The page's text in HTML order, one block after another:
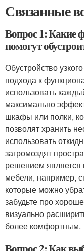
Связанные
Вопрос 1: Какие
помогут
Обустройство
подхода к
использовать
максимально
шкафы или полки,
позволят хранить
использовать
загромоздят
решением
мебели, например,
которые можно
забудьте про
визуально
более комфортным.